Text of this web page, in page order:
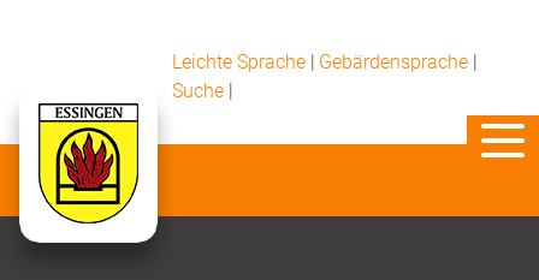
Leichte Sprache | Gebärdensprache |
Suche |